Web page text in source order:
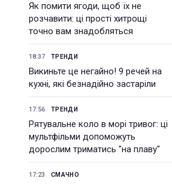
Як помити ягоди, щоб їх не
розчавити: ці прості хитрощі
точно вам знадобляться
18:37 ТРЕНДИ
Викиньте це негайно! 9 речей на
кухні, які безнадійно застаріли
17:56 ТРЕНДИ
Рятувальне коло в морі тривог: ці
мультфільми допоможуть
дорослим триматись "на плаву"
17:23 СМАЧНО